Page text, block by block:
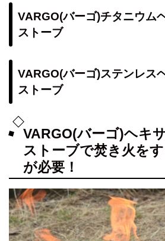
VARGO(バーゴ)チタニウム
ストーブ
VARGO(バーゴ)ステンレス
ストーブ
VARGO(バーゴ)ヘキ
ストーブで焚き火を
が必要！